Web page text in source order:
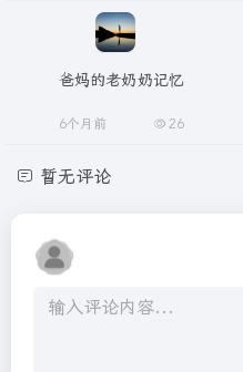
爸妈的老奶奶记忆
6个月前 26
暂无评论